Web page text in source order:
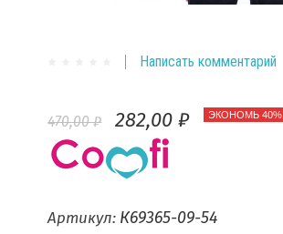
Написать комментарий
470,00 ₽ 282,00 ₽ ЭКОНОМЬ 40%
Артикул: К69365-09-54